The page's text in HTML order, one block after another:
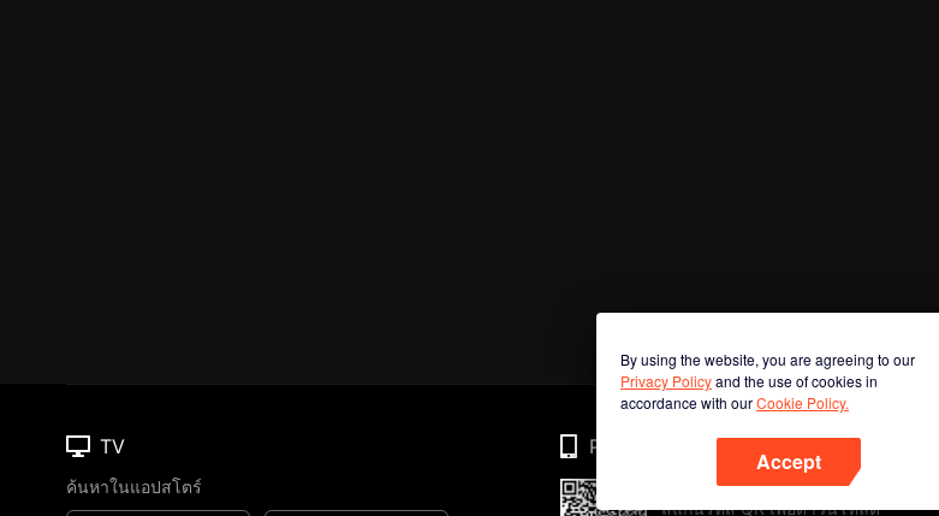
By using the website, you are agreeing to our
Privacy Policyand the use of cookies in
accordance with ourCookie Policy.
Accept
TV
ค้นหาในแอปสโตร์
Phone
สแกนรหัส QR เพื่อดาวน์โหลด